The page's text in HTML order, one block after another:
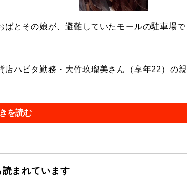
ばとその娘が、避難していたモールの駐車場で
ハビタ勤務・大竹玖瑠美さん（享年22）の親
を読む
まれています